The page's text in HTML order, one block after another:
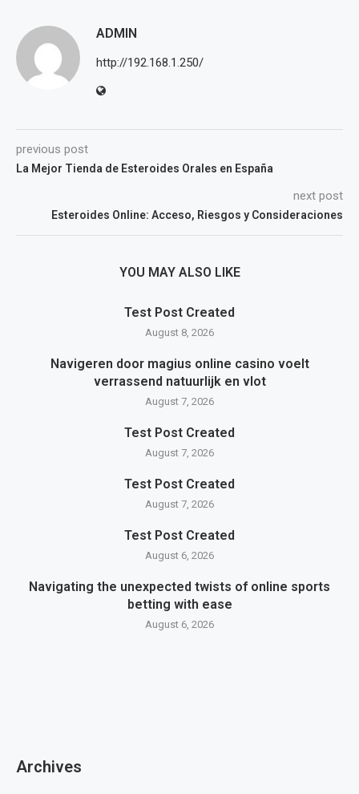
ADMIN
http://192.168.1.250/
previous post
La Mejor Tienda de Esteroides Orales en España
next post
Esteroides Online: Acceso, Riesgos y Consideraciones
YOU MAY ALSO LIKE
Test Post Created
August 8, 2026
Navigeren door magius online casino voelt
verrassend natuurlijk en vlot
August 7, 2026
Test Post Created
August 7, 2026
Test Post Created
August 7, 2026
Test Post Created
August 6, 2026
Navigating the unexpected twists of online sports
betting with ease
August 6, 2026
Archives